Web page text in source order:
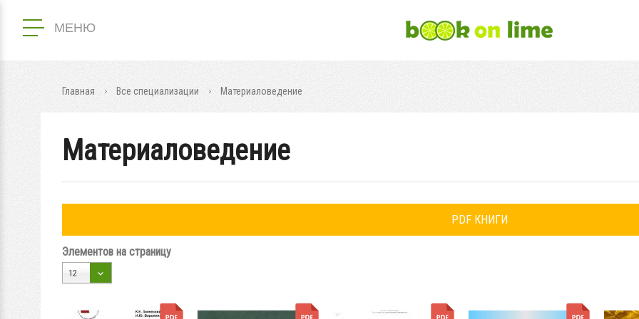
МЕНЮ
Главная Все специализации Материаловедение
Материаловедение
PDF КНИГИ
Элементов на страницу
12